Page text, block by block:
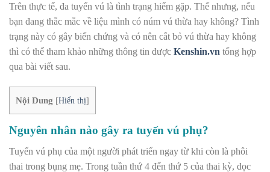
Trên thực tế, đa tuyến vú là tình trạng hiếm gặp. Thế nhưng, nếu
bạn đang thắc mắc về liệu mình có núm vú thừa hay không? Tình
trạng này có gây biến chứng và có nên cắt bỏ vú thừa hay không
thì có thể tham khảo những thông tin được Kenshin.vn tổng hợp
qua bài viết sau.
Nội Dung [Hiển thị]
Nguyên nhân nào gây ra tuyến vú phụ?
Tuyến vú phụ của một người phát triển ngay từ khi còn là phôi
thai trong bụng mẹ. Trong tuần thứ 4 đến thứ 5 của thai kỳ, dọc